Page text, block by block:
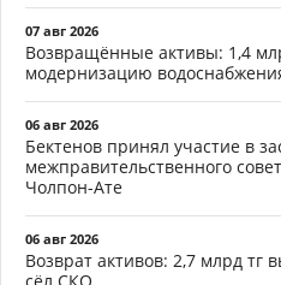
07 авг 2026
Возвращённые активы: 1,4
модернизацию
06 авг 2026
Бектенов принял участие в
межправительственного
Чолпон-Ате
06 авг 2026
Возврат активов: 2,7 млрд тг